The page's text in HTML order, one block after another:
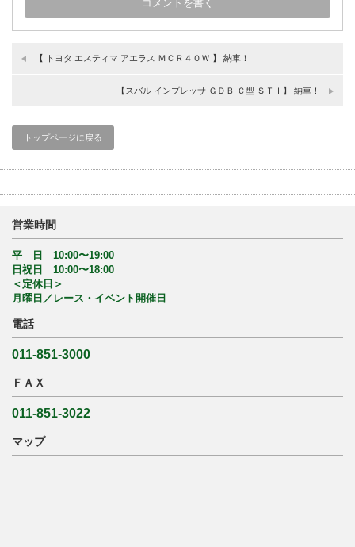
【 トヨタ エスティマ アエラス ＭＣＲ４０Ｗ 】 納車！
【スバル インプレッサ ＧＤＢ Ｃ型 ＳＴＩ】 納車！
トップページに戻る
営業時間
平 日 10:00〜19:00
日祝日 10:00〜18:00
＜定休日＞
月曜日／レース・イベント開催日
電話
011-851-3000
ＦＡＸ
011-851-3022
マップ